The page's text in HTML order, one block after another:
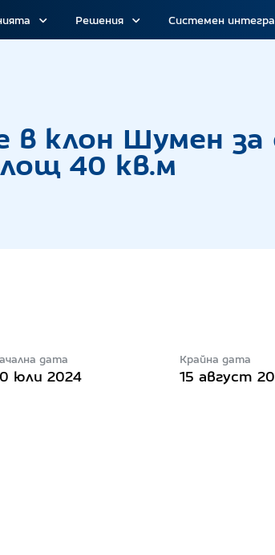
Решения Системен
в клон Шумен
40 кв.м
дата
юли 2024
Крайна дата
15 август